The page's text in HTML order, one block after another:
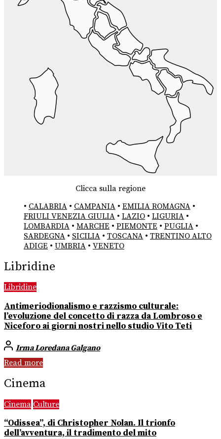
Clicca sulla regione
• CALABRIA • CAMPANIA • EMILIA ROMAGNA •
FRIULI VENEZIA GIULIA • LAZIO • LIGURIA •
LOMBARDIA • MARCHE • PIEMONTE • PUGLIA •
SARDEGNA • SICILIA • TOSCANA • TRENTINO ALTO
ADIGE • UMBRIA • VENETO
Libridine
Libridine
Antimeriodionalismo e razzismo culturale:
l’evoluzione del concetto di razza da Lombroso e
Niceforo ai giorni nostri nello studio Vito Teti
Irma Loredana Galgano
Read more
Cinema
Cinema Culture
“Odissea”, di Christopher Nolan. Il trionfo
dell’avventura, il tradimento del mito